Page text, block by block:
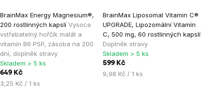
BrainMax Energy Magnesium®,
200 rostlinných kapslí Vysoce
vstřebatelný hořčík malát a
vitamín B6 P5P, zásoba na 200
dní, doplněk stravy
Skladem > 5 ks
649 Kč
Měrná
3,25 Kč / 1 ks
BrainMax Liposomal Vitamin C®
UPGRADE, Lipozomální Vitamín
C, 500 mg, 60 rostlinných kapslí
Doplněk stravy
Skladem > 5 ks
599 Kč
Měrná
9,98 Kč / 1 ks